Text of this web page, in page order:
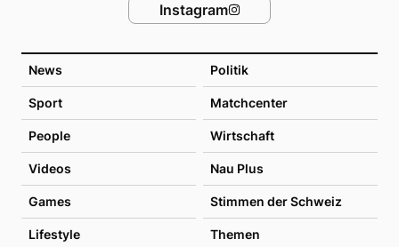
News Politik
Sport Matchcenter
People Wirtschaft
Videos Nau Plus
Games Stimmen der Schweiz
Lifestyle Themen
Instagram